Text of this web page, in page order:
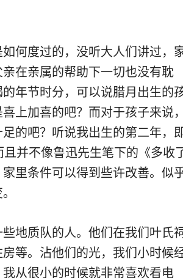
何度过的，没听大人们讲过，
在亲属的帮助下一切也没有耽
年节时分，可以说腊月出生的
上加喜的吧？而对于孩子来说，
的吧？听说我出生的第二年，
并不像鲁迅先生笔下的《多收
里条件可以得到些许改善。似
地质队的人。他们在我们叶氏
等。沾他们的光，我们小时候
从很小的时候就非常喜欢看电